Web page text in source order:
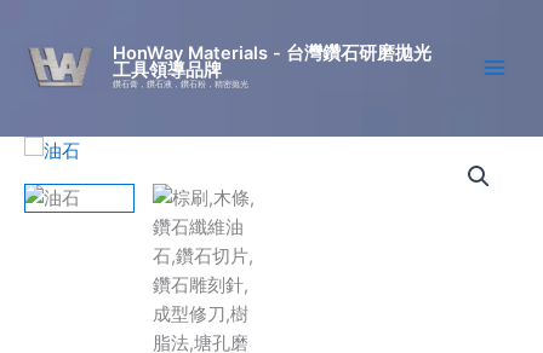
HonWay Materials - 台灣鑽石研磨拋光
工具領導品牌
鑽石膏，鑽石液，鑽石粉，精密拋光